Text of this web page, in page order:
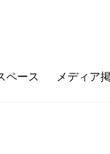
ペース メディア